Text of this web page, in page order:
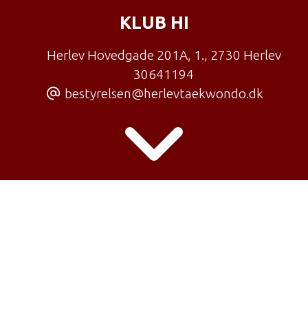
KLUB HI
Herlev Hovedgade 201A, 1., 2730 Herlev
30641194
bestyrelsen@herlevtaekwondo.dk